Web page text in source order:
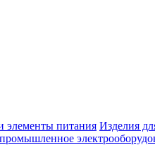
элементы питания Изделия